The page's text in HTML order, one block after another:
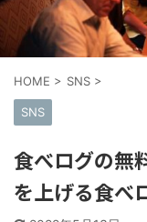
HOME > SNS >
SNS
食べログの無
を上げる食べ